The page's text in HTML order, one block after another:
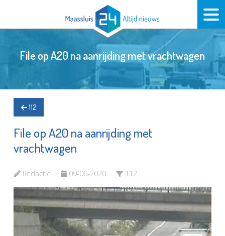
File op A20 na aanrijding met vrachtwagen
112
File op A20 na aanrijding met
vrachtwagen
Redactie 09-06-2020 112